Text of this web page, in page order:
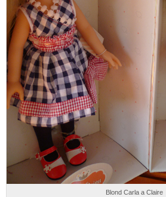
Blond Carla a Claire